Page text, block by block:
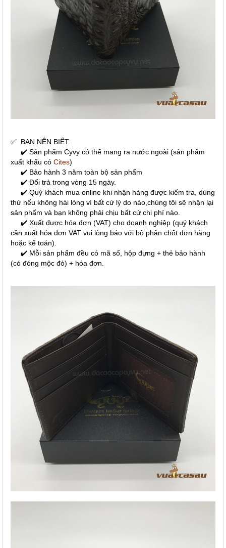
✅ BẠN NÊN BIẾT:
✔️ Sản phẩm Cyvy có thể mang ra nước ngoài (sản phẩm
xuất khẩu có Cites)
✔️ Bảo hành 3 năm toàn bộ sản phẩm
✔️ Đổi trả trong vòng 15 ngày.
✔️ Quý khách mua online khi nhận hàng được kiểm tra, dùng
thử nếu không hài lòng vì bất cứ lý do nào,chúng tôi sẽ nhận lại
sản phẩm và bạn không phải chịu bất cứ chi phí nào.
✔️ Xuất được hóa đơn (VAT) cho doanh nghiệp (quý khách
cần xuất hóa đơn VAT vui lòng báo với bộ phận chốt đơn hàng
hoặc kế toán).
✔️ Mỗi sản phẩm đều có mã số, hộp đựng + thẻ bảo hành
(có đóng mộc đỏ) + hóa đơn.